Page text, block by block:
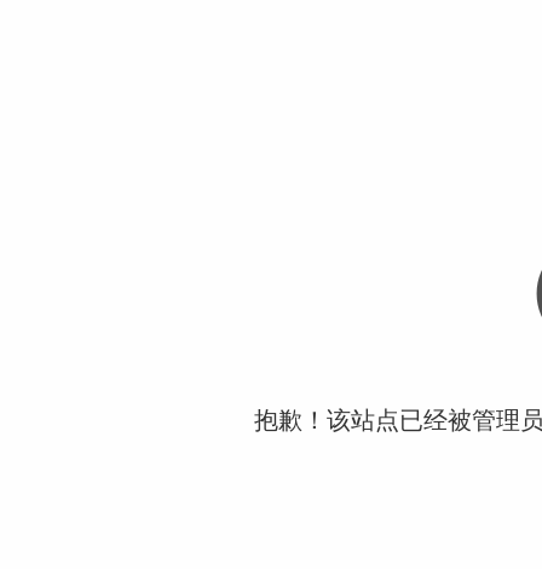
抱歉！该站点已经被管理